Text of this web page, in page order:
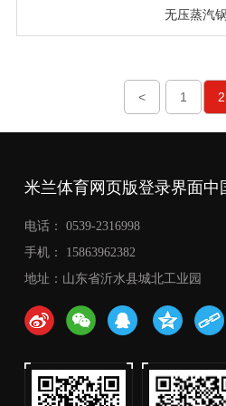
无压蒸汽
< 1 2
米兰体育网页版登录界面中
电话： 0539-2316998
手机： 15863962382
地址：山东省沂水县城北工业园